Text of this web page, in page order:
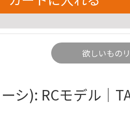
欲しいもの
シ): RCモデル｜